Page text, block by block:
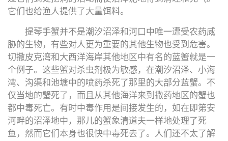
它们也给渔人提供了大量饵料。
提琴手蟹并不是潮汐沼泽和河口中唯一遭受农药威
胁的生物，有些对人更为重要的其他生物也受到危害。
切撒皮克湾和大西洋海岸其他地区中有名的蓝蟹就是一
个例子。这些蟹对杀虫剂极为敏感，在潮汐沼泽、小海
湾、沟渠和池塘中的喷药杀死了那里的大部分蓝蟹。不
仅当地的蟹死了，而且从其他海洋来到撒药地区的蟹也
都中毒死亡。有时中毒作用是间接发生的，如在即第安
河畔的沼泽地中，那儿的蟹象清道夫一样地处理了死
鱼，然而它们本身也很快中毒死去了。人们还不太了解